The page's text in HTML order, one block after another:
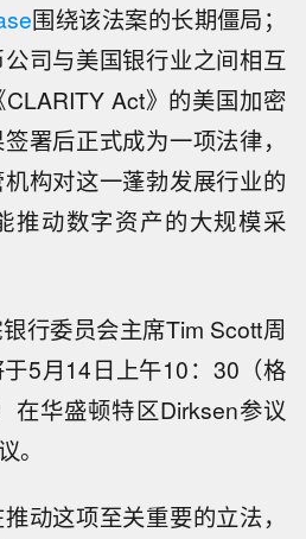
围绕该法案的长期僵局；
司与美国银行业之间相互
Act》的美国加密
署后正式成为一项法律，
构对这一蓬勃发展行业的
推动数字资产的大规模采
行委员会主席Tim Scott周
5月14日上午10：30（格
在华盛顿特区Dirksen参议
。
动这项至关重要的立法，